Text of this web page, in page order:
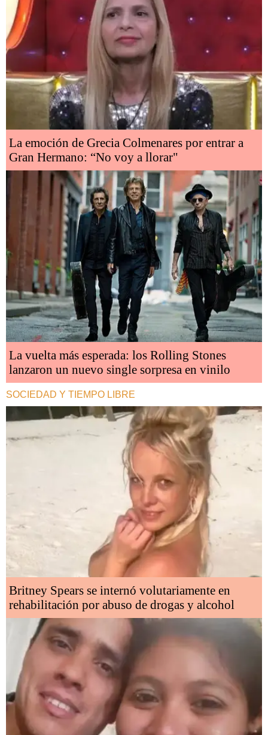
La emoción de Grecia Colmenares por entrar a
Gran Hermano: “No voy a llorar"
La vuelta más esperada: los Rolling Stones
lanzaron un nuevo single sorpresa en vinilo
SOCIEDAD Y TIEMPO LIBRE
Britney Spears se internó volutariamente en
rehabilitación por abuso de drogas y alcohol